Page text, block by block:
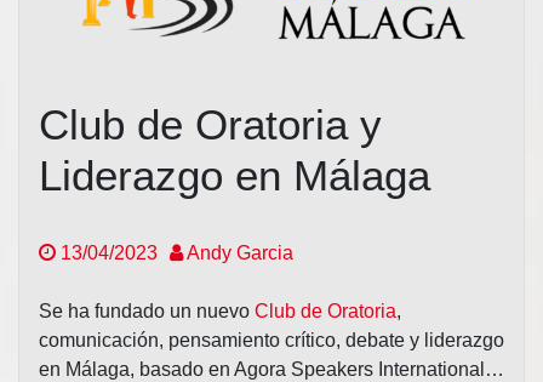
Club de Oratoria y
Liderazgo en Málaga
13/04/2023 Andy Garcia
Se ha fundado un nuevo Club de Oratoria,
comunicación, pensamiento crítico, debate y liderazgo
en Málaga, basado en Agora Speakers International…